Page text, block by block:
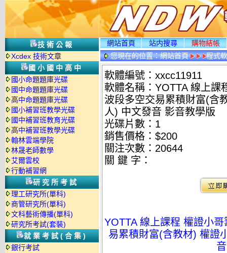
技術公報
Xcdex 技術文章
國小國中高中
國小命題題庫光碟
國中命題題庫光碟
高中命題題庫光碟
國小補習班教學光碟
國中補習班教育光碟
高中補習班教學光碟
翰林雲端學院
林晟老師數學
艾爾雲校
行動補習網
研究所考試
理工研究所(單科)
商管研究所(單科)
文科藝術傳播(單科)
研究所考試(套裝)
就業考試(合集)
銀行考試
網站首頁 站内搜尋
購物結帳
您現在的位置：網站首頁
程式
情
軟體編號：xxcc11911
軟體名稱：YOTTA 線上課
波段多空交易累積財富(含
人) 中文發音 影音教學版
光碟片數：1
銷售價格：$200
關注次數： 20644
關 鍵 字：
YOTTA 線上課程 權證小
易累積財富(含教材) 權證